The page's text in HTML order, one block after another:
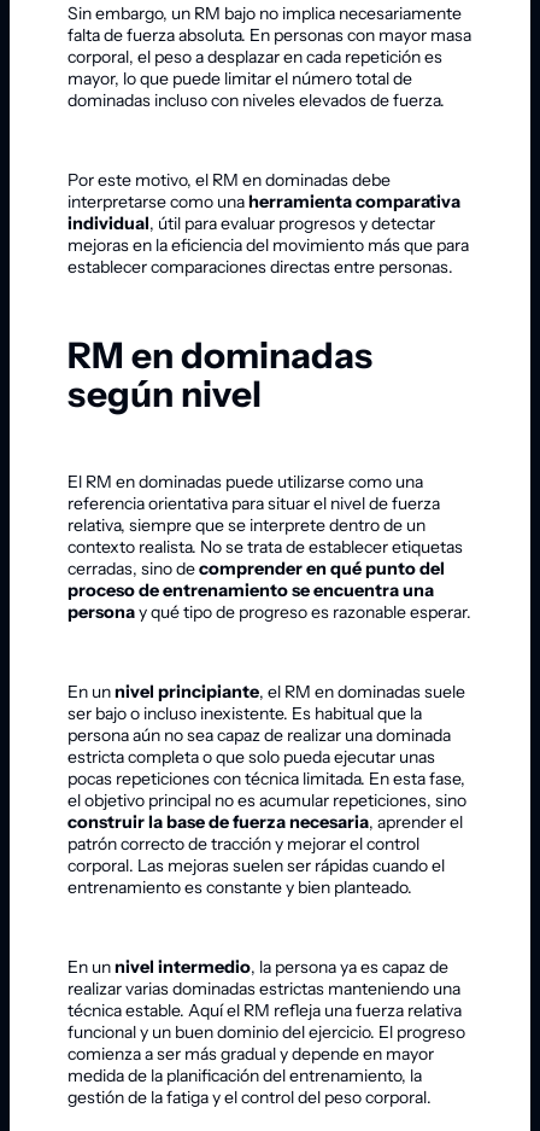
Sin embargo, un RM bajo no implica necesariamente
falta de fuerza absoluta. En personas con mayor masa
corporal, el peso a desplazar en cada repetición es
mayor, lo que puede limitar el número total de
dominadas incluso con niveles elevados de fuerza.
Por este motivo, el RM en dominadas debe
interpretarse como unaherramienta comparativa
individual, útil para evaluar progresos y detectar
mejoras en la eficiencia del movimiento más que para
establecer comparaciones directas entre personas.
RM en dominadas
según nivel
El RM en dominadas puede utilizarse como una
referencia orientativa para situar el nivel de fuerza
relativa, siempre que se interprete dentro de un
contexto realista. No se trata de establecer etiquetas
cerradas, sino decomprender en qué punto del
proceso de entrenamiento se encuentra una
personay qué tipo de progreso es razonable esperar.
En unnivel principiante, el RM en dominadas suele
ser bajo o incluso inexistente. Es habitual que la
persona aún no sea capaz de realizar una dominada
estricta completa o que solo pueda ejecutar unas
pocas repeticiones con técnica limitada. En esta fase,
el objetivo principal no es acumular repeticiones, sino
construir la base de fuerza necesaria, aprender el
patrón correcto de tracción y mejorar el control
corporal. Las mejoras suelen ser rápidas cuando el
entrenamiento es constante y bien planteado.
En unnivel intermedio, la persona ya es capaz de
realizar varias dominadas estrictas manteniendo una
técnica estable. Aquí el RM refleja una fuerza relativa
funcional y un buen dominio del ejercicio. El progreso
comienza a ser más gradual y depende en mayor
medida de la planificación del entrenamiento, la
gestión de la fatiga y el control del peso corporal.